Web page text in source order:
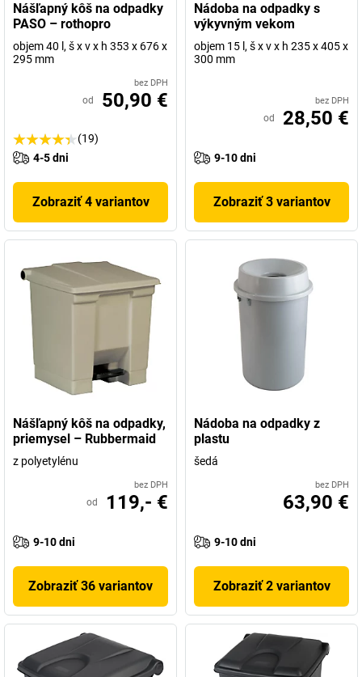
Nášľapný kôš na odpadky
PASO – rothopro
objem 40 l, š x v x h 353 x 676 x
295 mm
bez DPH
od 50,90 €
(19)
4-5 dni
Zobraziť 4 variantov
Nádoba na odpadky s
výkyvným vekom
objem 15 l, š x v x h 235 x 405 x
300 mm
bez DPH
od 28,50 €
9-10 dni
Zobraziť 3 variantov
Nášľapný kôš na odpadky,
priemysel – Rubbermaid
z polyetylénu
bez DPH
od 119,- €
9-10 dni
Zobraziť 36 variantov
Nádoba na odpadky z
plastu
šedá
bez DPH
63,90 €
9-10 dni
Zobraziť 2 variantov